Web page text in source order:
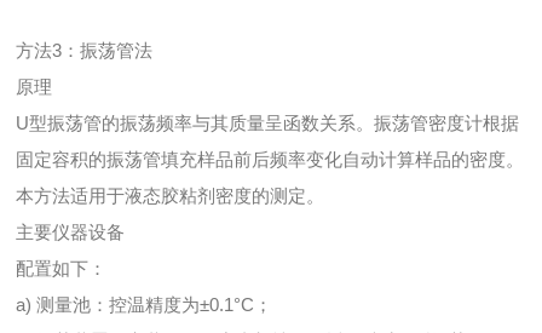
方法3：振荡管法
原理
U型振荡管的振荡频率与其质量呈函数关系。振荡管密度计根据
固定容积的振荡管填充样品前后频率变化自动计算样品的密度。
本方法适用于液态胶粘剂密度的测定。
主要仪器设备
配置如下：
a) 测量池：控温精度为±0.1°C；